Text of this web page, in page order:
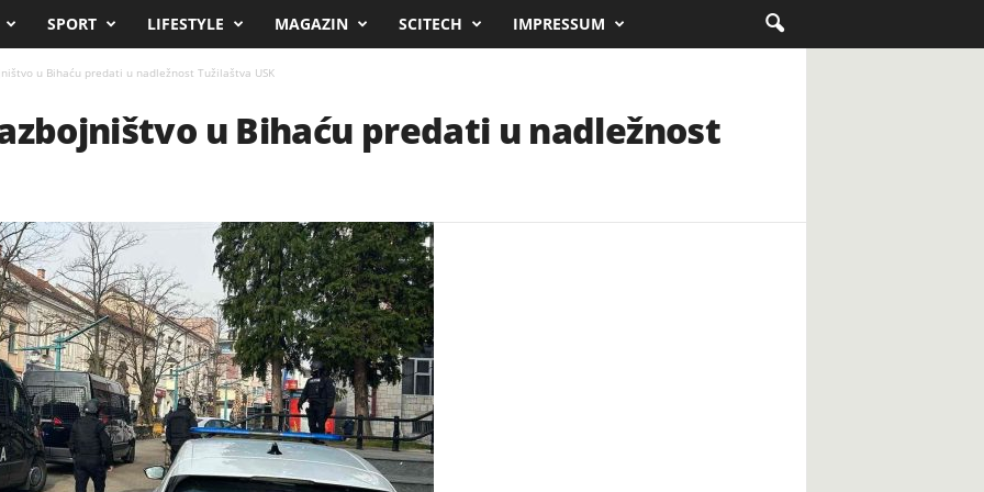
SPORT LIFESTYLE MAGAZIN SCITECH IMPRESSUM
u Bihaću predati u nadležnost Tužilaštva USK
u Bihaću predati u nadležnost